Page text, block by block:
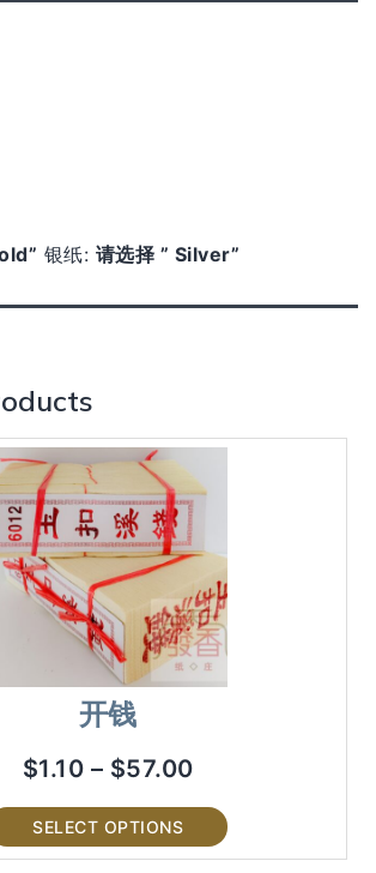
银纸: 请选择 ” Silver”
开钱
$1.10 – $57.00
SELECT OPTIONS